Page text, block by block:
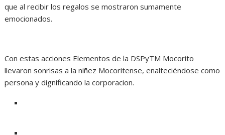
que al recibir los regalos se mostraron sumamente
emocionados.
Con estas acciones Elementos de la DSPyTM Mocorito
llevaron sonrisas a la niñez Mocoritense, enalteciéndose como
persona y dignificando la corporacion.